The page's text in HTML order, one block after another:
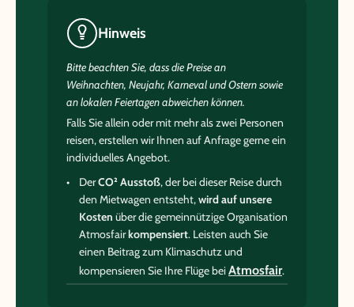
Hinweis
Bitte beachten Sie, dass die Preise an
Weihnachten, Neujahr, Karneval und Ostern sowie
an lokalen Feiertagen abweichen können.
Falls Sie allein oder mit mehr als zwei Personen
reisen, erstellen wir Ihnen auf Anfrage gerne ein
individuelles Angebot.
DerCO² Ausstoß, der bei dieser Reise durch
den Mietwagen entsteht,wird auf unsere
Kosten über die gemeinnützige Organisation
Atmosfairkompensiert. Leisten auch Sie
einen Beitrag zum Klimaschutz und
kompensieren Sie Ihre Flüge beiAtmosfair.